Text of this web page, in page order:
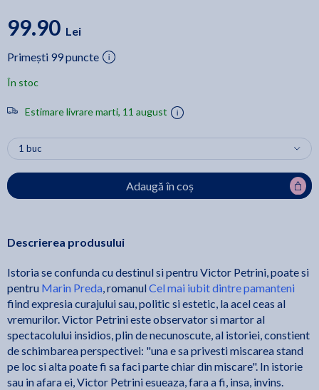
99.90 Lei
Primești 99 puncte
În stoc
Estimare livrare marti, 11 august
Adaugă în coș
Descrierea produsului
Istoria se confunda cu destinul si pentru Victor Petrini, poate si
pentru Marin Preda, romanulCel mai iubit dintre pamanteni
fiind expresia curajului sau, politic si estetic, la acel ceas al
vremurilor. Victor Petrini este observator si martor al
spectacolului insidios, plin de necunoscute, al istoriei, constient
de schimbarea perspectivei: "una e sa privesti miscarea stand
pe loc si alta poate fi sa faci parte chiar din miscare". In istorie
sau in afara ei, Victor Petrini esueaza, fara a fi, insa, invins.